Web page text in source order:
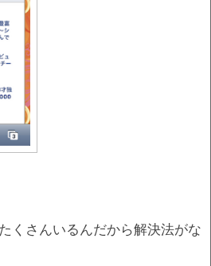
くさんいるんだから解決法がな